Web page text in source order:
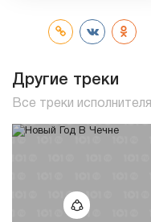
Другие треки
Все треки исполнителя